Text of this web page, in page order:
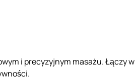
i precyzyjnym masażu. Łączy w